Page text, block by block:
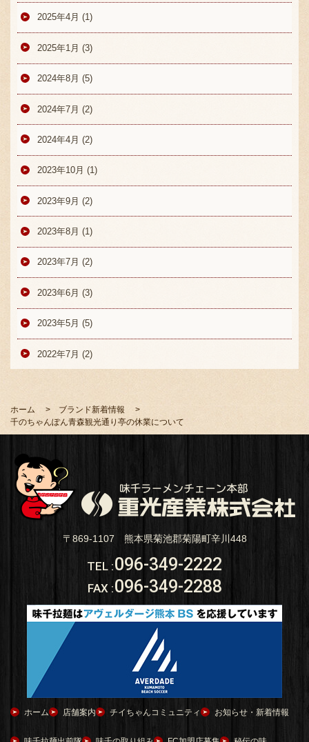
2025年4月 (1)
2025年1月 (3)
2024年8月 (5)
2024年7月 (2)
2024年4月 (2)
2023年10月 (1)
2023年9月 (2)
2023年8月 (1)
2023年7月 (2)
2023年6月 (3)
2023年5月 (5)
2022年7月 (2)
ホーム
ブランド新着情報
千のちゃんぽん青森観光通り亭の休業について
〒869-1107 熊本県菊池郡菊陽町辛川448
TEL :096-349-2222
FAX :096-349-2288
ホーム 店舗案内 チイちゃんコミュニティ お知らせ・新着情報